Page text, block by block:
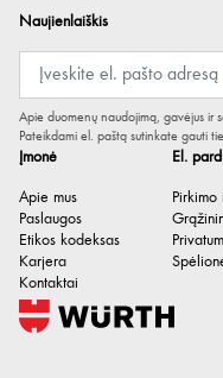
Įmonė
Apie mus
Paslaugos
Etikos kodeksas
Karjera
Kontaktai
El.
Naujienlaiškis
Apie duomenų naudojimą, gavėjus ir
Pateikdami el. paštą sutinkate gauti